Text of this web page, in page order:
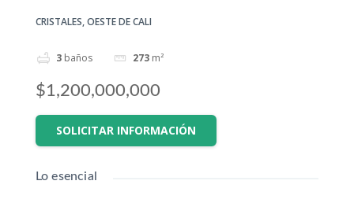
CRISTALES, OESTE DE CALI
3 baños 273 m²
$1,200,000,000
SOLICITAR INFORMACIÓN
Lo esencial